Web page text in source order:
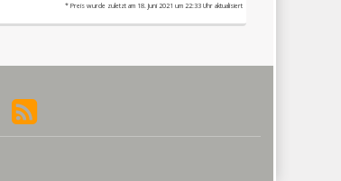
* Preis wurde zuletzt am 18. Juni 2021 um 22:33 Uhr aktualisiert